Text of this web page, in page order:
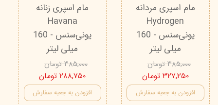
مام اسپری مردانه
Hydrogen
یونی‌سنس - 160
میلی لیتر
۳۸۵,۰۰۰ تومان
۳۲۷,۲۵۰ تومان
افزودن به جعبه سفارش
مام اسپری زنانه
Havana
یونی‌سنس - 160
میلی لیتر
۳۸۵,۰۰۰ تومان
۲۸۸,۷۵۰ تومان
افزودن به جعبه سفارش